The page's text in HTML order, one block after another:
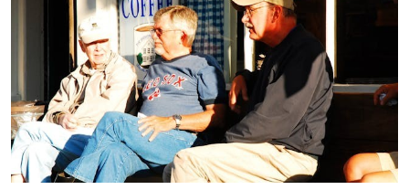
影片
名家榜
灼見活動